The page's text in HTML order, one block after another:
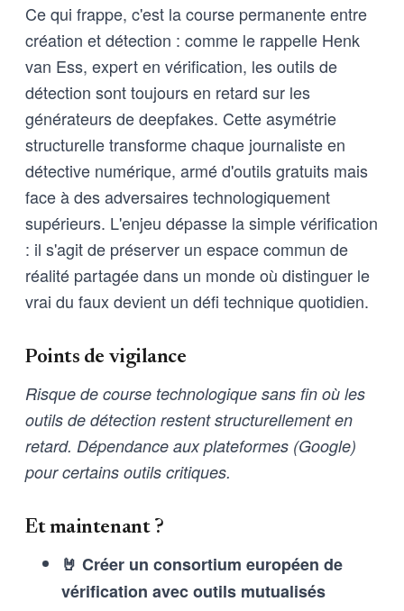
Ce qui frappe, c'est la course permanente entre
création et détection : comme le rappelle Henk
van Ess, expert en vérification, les outils de
détection sont toujours en retard sur les
générateurs de deepfakes. Cette asymétrie
structurelle transforme chaque journaliste en
détective numérique, armé d'outils gratuits mais
face à des adversaires technologiquement
supérieurs. L'enjeu dépasse la simple vérification
: il s'agit de préserver un espace commun de
réalité partagée dans un monde où distinguer le
vrai du faux devient un défi technique quotidien.
Points de vigilance
Risque de course technologique sans fin où les
outils de détection restent structurellement en
retard. Dépendance aux plateformes (Google)
pour certains outils critiques.
Et maintenant ?
🤘 Créer un consortium européen de
vérification avec outils mutualisés